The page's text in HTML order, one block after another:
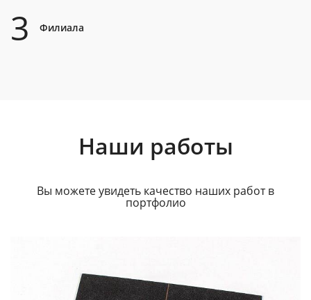
3 Филиала
Наши работы
Вы можете увидеть качество наших работ в
портфолио